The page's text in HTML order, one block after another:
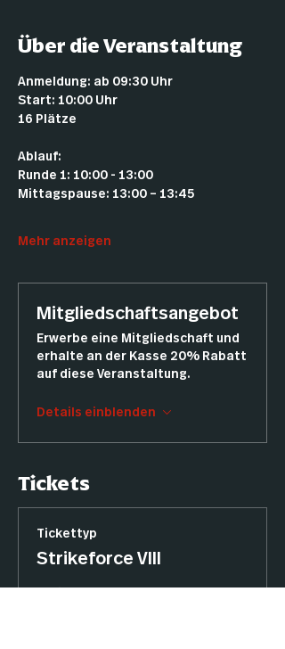
Über die Veranstaltung
Anmeldung: ab 09:30 Uhr
Start: 10:00 Uhr
16 Plätze
Ablauf:
Runde 1: 10:00 - 13:00
Mittagspause: 13:00 – 13:45
Mehr anzeigen
Mitgliedschaftsangebot
Erwerbe eine Mitgliedschaft und
erhalte an der Kasse 20% Rabatt
auf diese Veranstaltung.
Details einblenden
Tickets
Tickettyp
Strikeforce VIII